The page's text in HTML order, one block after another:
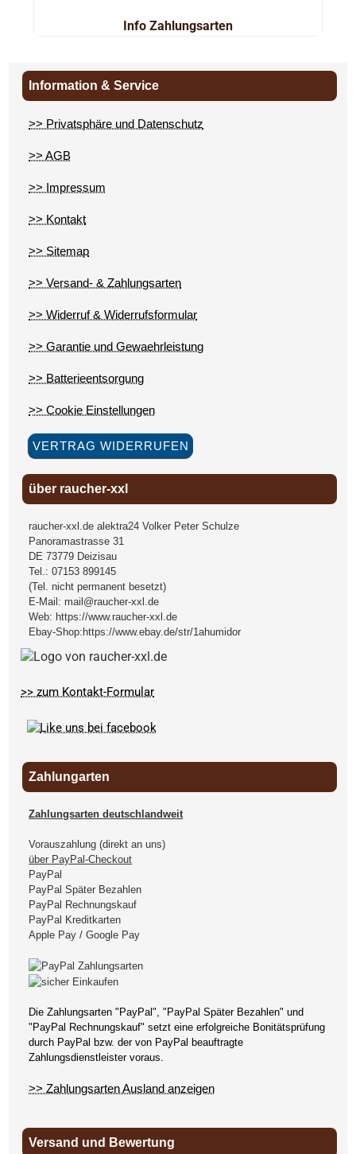
Info Zahlungsarten
Information & Service
>> Privatsphäre und Datenschutz
>> AGB
>> Impressum
>> Kontakt
>> Sitemap
>> Versand- & Zahlungsarten
>> Widerruf & Widerrufsformular
>> Garantie und Gewaehrleistung
>> Batterieentsorgung
>> Cookie Einstellungen
VERTRAG WIDERRUFEN
über raucher-xxl
raucher-xxl.de alektra24 Volker Peter Schulze
Panoramastrasse 31
DE 73779 Deizisau
Tel.:07153 899145
(Tel. nicht permanent besetzt)
E-Mail: mail@raucher-xxl.de
Web: https://www.raucher-xxl.de
Ebay-Shop: https://www.ebay.de/str/1ahumidor
>> zum Kontakt-Formular
Zahlungarten
Zahlungsarten deutschlandweit
Vorauszahlung (direkt an uns)
über PayPal-Checkout
PayPal
PayPal Später Bezahlen
PayPal Rechnungskauf
PayPal Kreditkarten
Apple Pay / Google Pay
Die Zahlungsarten "PayPal", "PayPal Später Bezahlen" und
"PayPal Rechnungskauf" setzt eine erfolgreiche Bonitätsprüfung
durch PayPal bzw. der von PayPal beauftragte
Zahlungsdienstleister voraus.
>> Zahlungsarten Ausland anzeigen
Versand und Bewertung